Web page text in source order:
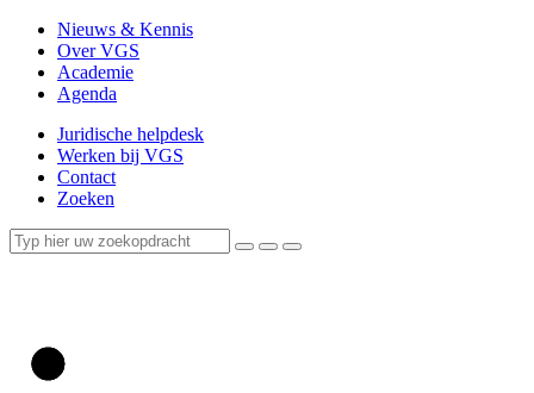
Nieuws & Kennis
Over VGS
Academie
Agenda
Juridische helpdesk
Werken bij VGS
Contact
Zoeken